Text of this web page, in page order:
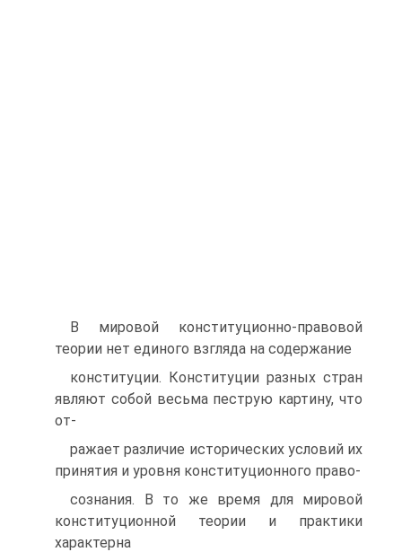
В мировой конституционно-правовой
теории нет единого взгляда на содержание
конституции. Конституции разных стран
являют собой весьма пеструю картину, что
от-
ражает различие исторических условий их
принятия и уровня конституционного право-
сознания. В то же время для мировой
конституционной теории и практики
характерна